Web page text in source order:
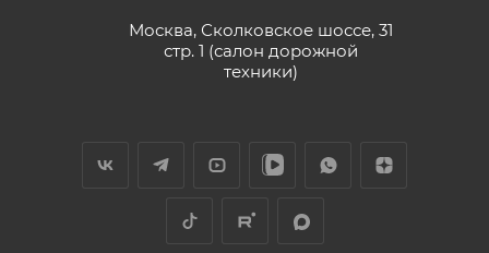
Москва, Сколковское шоссе, 31
стр. 1 (салон дорожной
техники)